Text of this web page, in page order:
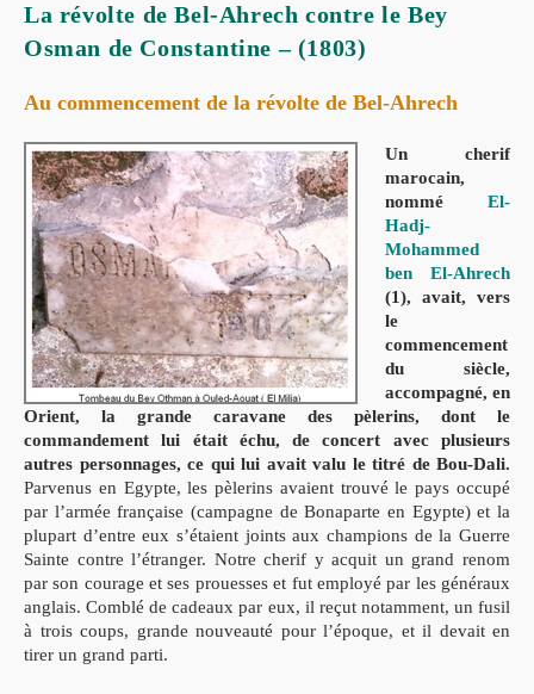
La révolte de Bel-Ahrech contre le Bey
Osman de Constantine – (1803)
Au commencement de la révolte de Bel-Ahrech
Un cherif
marocain,
nommé El-
Hadj-
Mohammed
ben El-Ahrech
(1), avait, vers
le
commencement
du siècle,
accompagné, en
Orient, la grande caravane des pèlerins, dont le
commandement lui était échu, de concert avec plusieurs
autres personnages, ce qui lui avait valu le titré de Bou-Dali.
Parvenus en Egypte, les pèlerins avaient trouvé le pays occupé
par l’armée française (campagne de Bonaparte en Egypte) et la
plupart d’entre eux s’étaient joints aux champions de la Guerre
Sainte contre l’étranger. Notre cherif y acquit un grand renom
par son courage et ses prouesses et fut employé par les généraux
anglais. Comblé de cadeaux par eux, il reçut notamment, un fusil
à trois coups, grande nouveauté pour l’époque, et il devait en
tirer un grand parti.